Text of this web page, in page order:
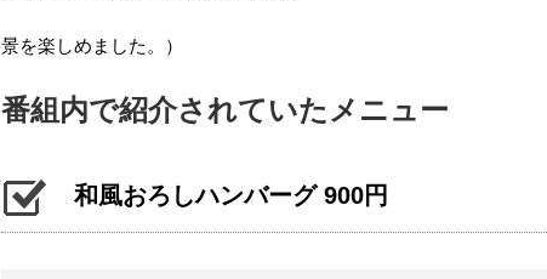
景を楽しめました。）
番組内で紹介されていたメニュー
和風おろしハンバーグ 900円